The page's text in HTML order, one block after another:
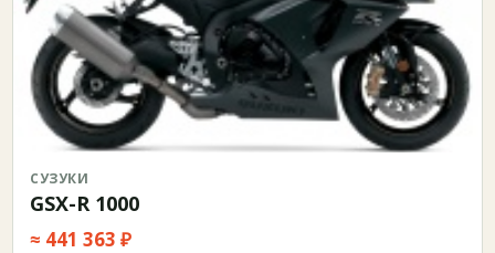
СУЗУКИ
GSX-R 1000
≈ 441 363 ₽